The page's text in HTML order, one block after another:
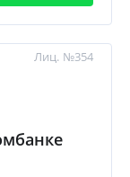
Лиц. №354